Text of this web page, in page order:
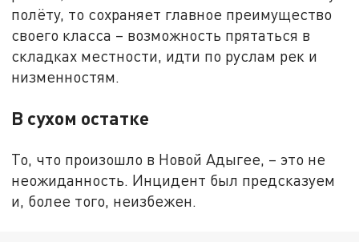
полёту, то сохраняет главное преимущество
своего класса – возможность прятаться в
складках местности, идти по руслам рек и
низменностям.
В сухом остатке
То, что произошло в Новой Адыгее, – это не
неожиданность. Инцидент был предсказуем
и, более того, неизбежен.